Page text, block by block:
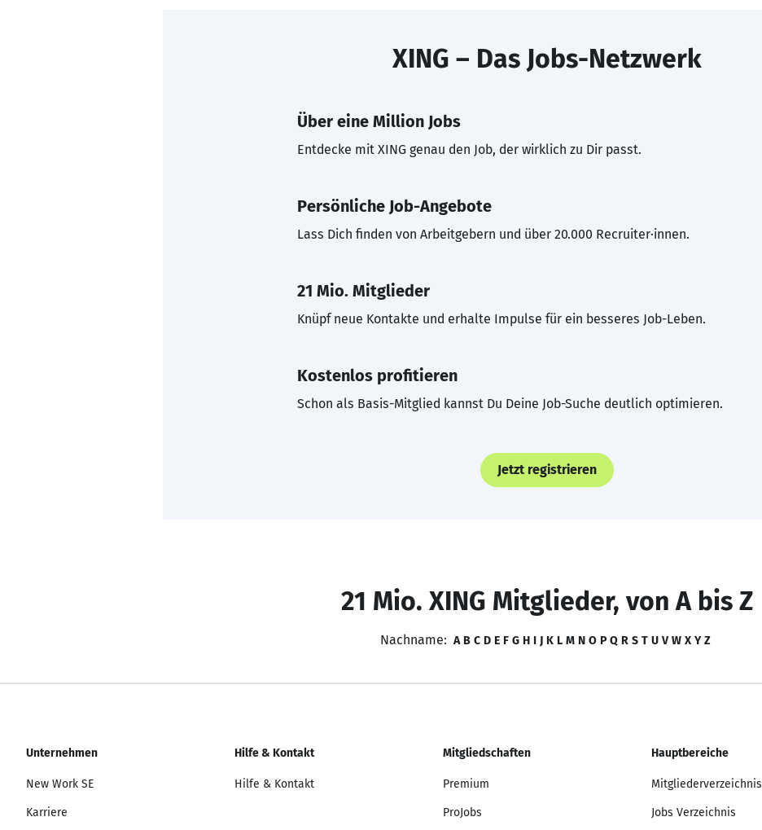
XING – Das Jobs-Netzwerk
Über eine Million Jobs
Entdecke mit XING genau den Job, der wirklich zu Dir passt.
Persönliche Job-Angebote
Lass Dich finden von Arbeitgebern und über 20.000 Recruiter·innen.
21 Mio. Mitglieder
Knüpf neue Kontakte und erhalte Impulse für ein besseres Job-Leben.
Kostenlos profitieren
Schon als Basis-Mitglied kannst Du Deine Job-Suche deutlich optimieren.
Jetzt registrieren
21 Mio. XING Mitglieder, von A bis Z
Nachname: A B C D E F G H I J K L M N O P Q R S T U V W X Y Z
Unternehmen
New Work SE
Karriere
Hilfe & Kontakt
Hilfe & Kontakt
Mitgliedschaften
Premium
ProJobs
Hauptbereiche
Mitgliederverzeichnis
Jobs Verzeichnis